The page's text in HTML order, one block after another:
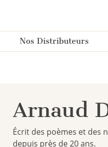
Nos Distributeurs
Arnaud
Écrit des poèmes et des
depuis près de 20 ans.